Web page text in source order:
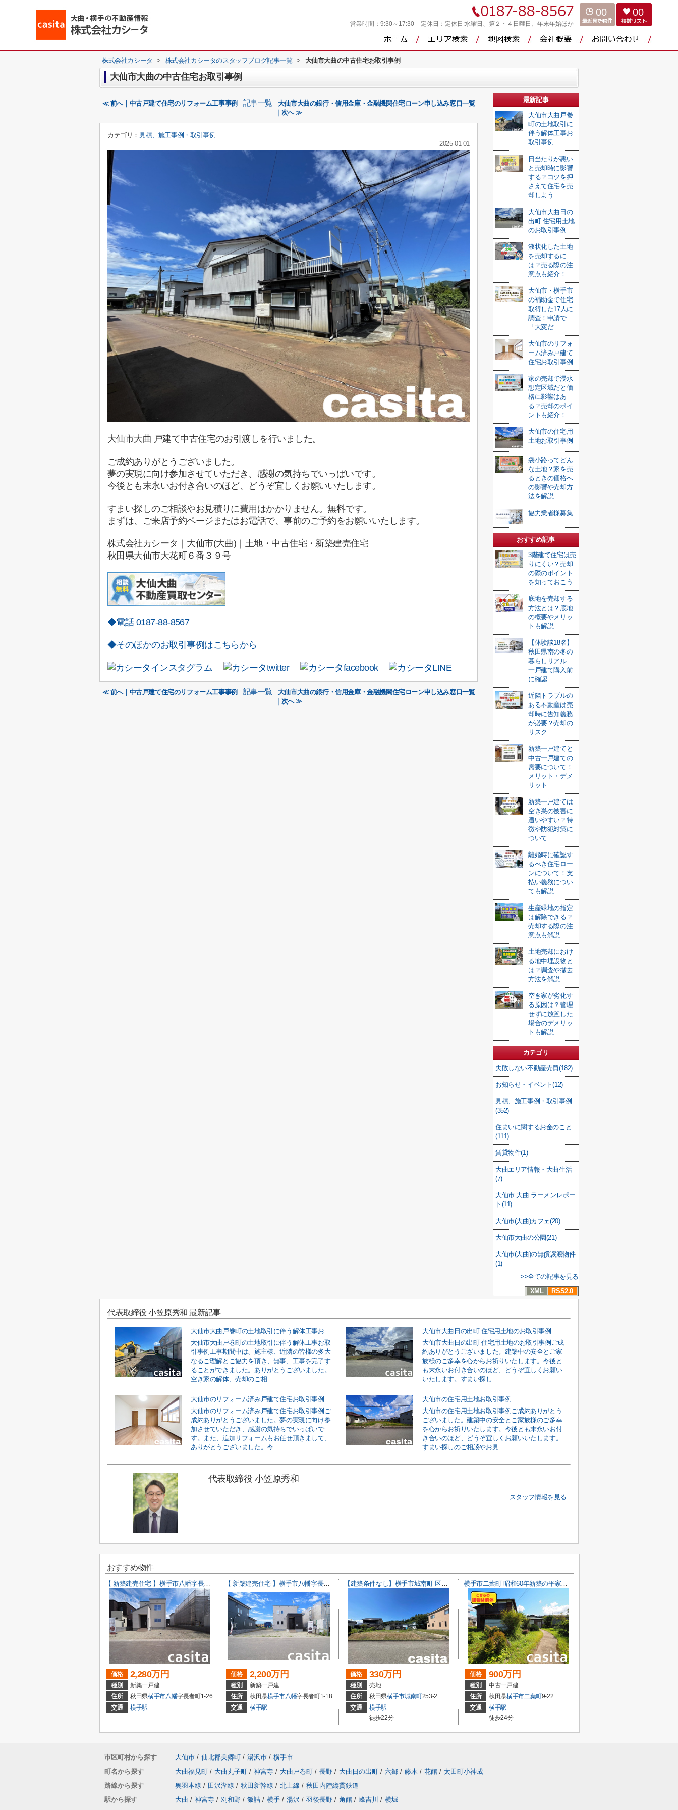
営業時間： 9:30～17:30 定休日： 定休日:水曜日、第２・４日曜日、年末年始ほか
00 00
株式会社カシータ > 株式会社カシータのスタッフブログ記事一覧 > 大仙市大曲の中古住宅お取引事例
大仙市大曲の中古住宅お取引事例
≪ 前へ｜中古戸建て住宅のリフォーム工事事例 記事一覧
大仙市大曲の銀行・信用金庫・金融機関住宅ローン申し込み窓口一覧
｜次へ ≫
カテゴリ： 見積、施工事例・取引事例
2025-01-01
大仙市大曲 戸建て中古住宅のお引渡しを行いました。
ご成約ありがとうございました。
夢の実現に向け参加させていただき、感謝の気持ちでいっぱいです。
今後とも末永いお付き合いのほど、どうぞ宜しくお願いいたします。
すまい探しのご相談やお見積りに費用はかかりません。無料です。
まずは、ご来店予約ページまたはお電話で、事前のご予約をお願いいたします。
株式会社カシータ｜大仙市(大曲)｜土地・中古住宅・新築建売住宅
秋田県大仙市大花町６番３９号
◆電話 0187-88-8567
◆そのほかのお取引事例はこちらから
≪ 前へ｜中古戸建て住宅のリフォーム工事事例 記事一覧
大仙市大曲の銀行・信用金庫・金融機関住宅ローン申し込み窓口一覧
｜次へ ≫
最新記事
大仙市大曲戸巻
町の土地取引に
伴う解体工事お
取引事例
日当たりが悪い
と売却時に影響
する？コツを押
さえて住宅を売
却しよう
大仙市大曲日の
出町 住宅用土地
のお取引事例
液状化した土地
を売却するに
は？売る際の注
意点も紹介！
大仙市・横手市
の補助金で住宅
取得した17人に
調査！申請で
「大変だ...
大仙市のリフォ
ーム済み戸建て
住宅お取引事例
家の売却で浸水
想定区域だと価
格に影響はあ
る？売却のポイ
ントも紹介！
大仙市の住宅用
土地お取引事例
袋小路ってどん
な土地？家を売
るときの価格へ
の影響や売却方
法を解説
協力業者様募集
おすすめ記事
3階建て住宅は売
りにくい？売却
の際のポイント
を知っておこう
底地を売却する
方法とは？底地
の概要やメリッ
トも解説
【体験談18名】
秋田県南の冬の
暮らしリアル｜
一戸建て購入前
に確認...
近隣トラブルの
ある不動産は売
却時に告知義務
が必要？売却の
リスク...
新築一戸建てと
中古一戸建ての
需要について！
メリット・デメ
リット...
新築一戸建ては
空き巣の被害に
遭いやすい？特
徴や防犯対策に
ついて...
離婚時に確認す
るべき住宅ロー
ンについて！支
払い義務につい
ても解説
生産緑地の指定
は解除できる？
売却する際の注
意点も解説
土地売却におけ
る地中埋設物と
は？調査や撤去
方法を解説
空き家が劣化す
る原因は？管理
せずに放置した
場合のデメリッ
トも解説
カテゴリ
失敗しない不動産売買(182)
お知らせ・イベント(12)
見積、施工事例・取引事例
(352)
住まいに関するお金のこと
(111)
賃貸物件(1)
大曲エリア情報・大曲生活
(7)
大仙市 大曲 ラーメンレポー
ト(11)
大仙市(大曲)カフェ(20)
大仙市大曲の公園(21)
大仙市(大曲)の無償譲渡物件
(1)
>>全ての記事を見る
XML
RSS2.0
代表取締役 小笠原秀和 最新記事
大仙市大曲戸巻町の土地取引に伴う解体工事お取引事例
大仙市大曲戸巻町の土地取引に伴う解体工事お取
引事例工事期間中は、施主様、近隣の皆様の多大
なるご理解とご協力を頂き、無事、工事を完了す
ることができました。ありがとうございました。
空き家の解体、売却のご相...
大仙市大曲日の出町 住宅用土地のお取引事例
大仙市大曲日の出町 住宅用土地のお取引事例ご成
約ありがとうございました。建築中の安全とご家
族様のご多幸を心からお祈りいたします。今後と
も末永いお付き合いのほど、どうぞ宜しくお願い
いたします。すまい探し...
大仙市のリフォーム済み戸建て住宅お取引事例
大仙市のリフォーム済み戸建て住宅お取引事例ご
成約ありがとうございました。夢の実現に向け参
加させていただき、感謝の気持ちでいっぱいで
す。また、追加リフォームもお任せ頂きまして、
ありがとうございました。今...
大仙市の住宅用土地お取引事例
大仙市の住宅用土地お取引事例ご成約ありがとう
ございました。建築中の安全とご家族様のご多幸
を心からお祈りいたします。今後とも末永いお付
き合いのほど、どうぞ宜しくお願いいたします。
すまい探しのご相談やお見...
代表取締役 小笠原秀和
スタッフ情報を見る
おすすめ物件
【 新築建売住宅 】横手市八幡字長者町No58 横手北小学校区のオール電化 4LDK
価格 2,280万円
種別
新築一戸建
住所
秋田県横手市八幡字長者町1-26
交通
横手駅
【 新築建売住宅 】横手市八幡字長者町No50 横手北小学校区のオール電化 3LDK
価格 2,200万円
種別
新築一戸建
住所
秋田県横手市八幡字長者町1-18
交通
横手駅
【建築条件なし】横手市城南町 区画の整った住宅街の南東向き物件 82.13坪 住宅用地
価格 330万円
種別
売地
住所
秋田県横手市城南町253-2
交通
横手駅
徒歩22分
価格 900万円
種別
中古一戸建
住所
秋田県横手市二葉町9-22
交通
横手駅
徒歩24分
市区町村から探す 大仙市 / 仙北郡美郷町 / 湯沢市 / 横手市
町名から探す
大曲福見町 / 大曲丸子町 / 神宮寺 / 大曲戸巻町 / 長野 / 大曲日の出町 / 六郷 / 藤木 / 花館 / 太田町小神成
路線から探す
奥羽本線 / 田沢湖線 / 秋田新幹線 / 北上線 / 秋田内陸縦貫鉄道
駅から探す
大曲 / 神宮寺 / 刈和野 / 飯詰 / 横手 / 湯沢 / 羽後長野 / 角館 / 峰吉川 / 横堀